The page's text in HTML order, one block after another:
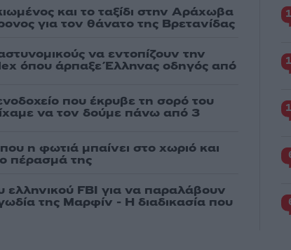
και το ταξίδι στην Αράχωβα
για τον θάνατο της Βρετανίδας
να εντοπίζουν την
όπου άρπαξε Έλληνας οδηγός από
που έκρυβε τη σορό του
να τον δούμε πάνω από 3
η φωτιά μπαίνει στο χωριό και
πέρασμά της
ελληνικού FBI για να παραλάβουν
της Μαρφίν - Η διαδικασία που